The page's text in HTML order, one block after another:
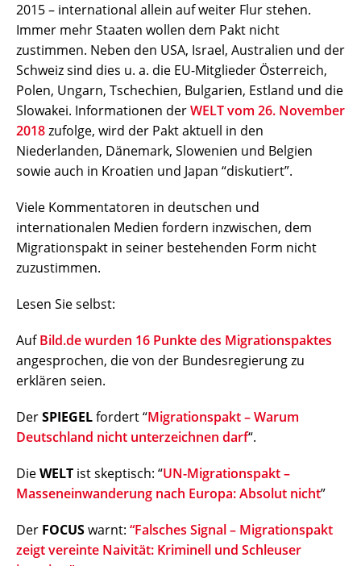
2015 – international allein auf weiter Flur stehen.
Immer mehr Staaten wollen dem Pakt nicht
zustimmen. Neben den USA, Israel, Australien und der
Schweiz sind dies u. a. die EU-Mitglieder Österreich,
Polen, Ungarn, Tschechien, Bulgarien, Estland und die
Slowakei. Informationen derWELT vom 26. November
2018zufolge, wird der Pakt aktuell in den
Niederlanden, Dänemark, Slowenien und Belgien
sowie auch in Kroatien und Japan “diskutiert”.
Viele Kommentatoren in deutschen und
internationalen Medien fordern inzwischen, dem
Migrationspakt in seiner bestehenden Form nicht
zuzustimmen.
Lesen Sie selbst:
AufBild.de wurden 16 Punkte des Migrationspaktes
angesprochen, die von der Bundesregierung zu
erklären seien.
DerSPIEGELfordert “Migrationspakt – Warum
Deutschland nicht unterzeichnen darf“.
DieWELT ist skeptisch: “UN-Migrationspakt –
Masseneinwanderung nach Europa: Absolut nicht”
Der FOCUSwarnt: “Falsches Signal – Migrationspakt
zeigt vereinte Naivität: Kriminell und Schleuser